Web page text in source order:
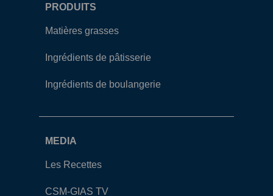
PRODUITS
Matières grasses
Ingrédients de pâtisserie
Ingrédients de boulangerie
MEDIA
Les Recettes
CSM-GIAS TV